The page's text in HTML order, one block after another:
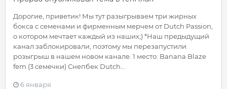
Дорогие, приветик! Мы тут разыгрываем три жирных
бокса с семенами и фирменным мерчем от Dutch Passion,
о котором мечтает каждый из наших;) *Наш предыдущий
канал заблокировали, поэтому мы перезапустили
розыгрыш в нашем новом канале. 1 место: Banana Blaze
fem (3 семечки) Снепбек Dutch...
6 января